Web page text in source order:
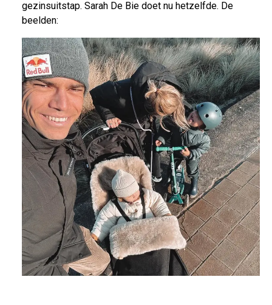
gezinsuitstap. Sarah De Bie doet nu hetzelfde. De
beelden: